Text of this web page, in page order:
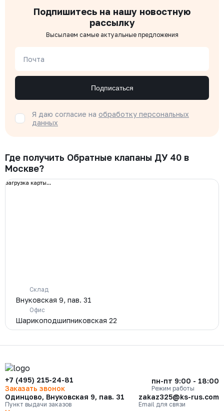
Подпишитесь на нашу новостную
рассылку
Высылаем самые актуальные предложения
Почта
Подписаться
Я даю согласие на обработку персональных
данных
Где получить Обратные клапаны ДУ 40 в
Москве?
загрузка карты...
Склад
Внуковская 9, пав. 31
Офис
Шарикоподшипниковская 22
+7 (495) 215-24-81
Заказать звонок
пн-пт 9:00 - 18:00
Режим работы
Одинцово, Внуковская 9, пав. 31
Пункт выдачи заказов
zakaz325@ks-rus.com
Email для связи